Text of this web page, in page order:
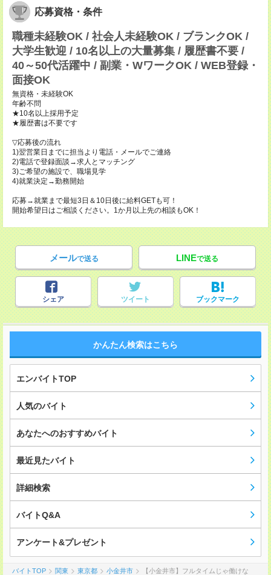
応募資格・条件
職種未経験OK / 社会人未経験OK / ブランクOK /
大学生歓迎 / 10名以上の大量募集 / 履歴書不要 /
40～50代活躍中 / 副業・WワークOK / WEB登録・
面接OK
無資格・未経験OK
年齢不問
★10名以上採用予定
★履歴書は不要です
▽応募後の流れ
1)翌営業日までに担当より電話・メールでご連絡
2)電話で登録面談→求人とマッチング
3)ご希望の施設で、職場見学
4)就業決定→勤務開始
応募→就業まで最短3日＆10日後に給料GETも可！
開始希望日はご相談ください。1か月以上先の相談もOK！
メールで送る LINEで送る
シェア ツイート ブックマーク
かんたん検索はこちら
エンバイトTOP
人気のバイト
あなたへのおすすめバイト
最近見たバイト
詳細検索
バイトQ&A
アンケート&プレゼント
バイトTOP 関東 東京都 小金井市 【小金井市】フルタイムじゃ働けな